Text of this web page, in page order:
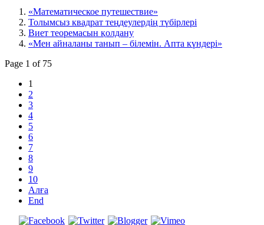
«Математическое путешествие»
Толымсыз квадрат теңдеулердің түбірлері
Виет теоремасын қолдану
«Мен айналаны танып – білемін. Апта күндері»
Page 1 of 75
1
2
3
4
5
6
7
8
9
10
Алға
End